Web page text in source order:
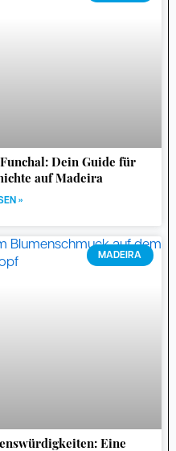
Dein Guide für
auf Madeira
»
MADEIRA
Eine